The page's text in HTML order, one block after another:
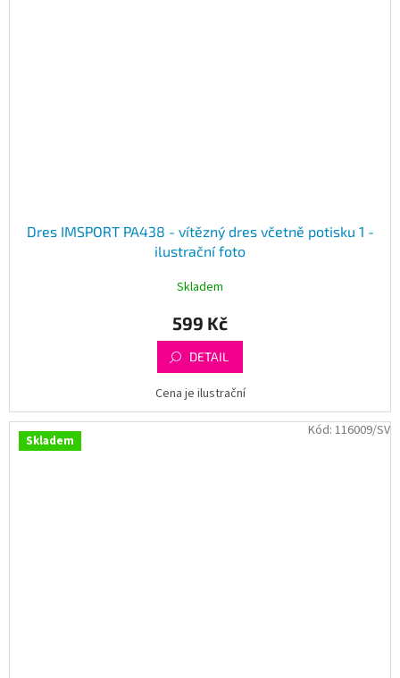
Dres IMSPORT PA438 - vítězný dres včetně potisku 1 -
ilustrační foto
Skladem
599 Kč
DETAIL
Cena je ilustrační
Skladem
Kód: 116009/SV